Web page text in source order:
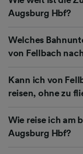
Augsburg Hbf?
Welches
von Fellbach
Kann ich von
reisen, ohne zu
Wie reise ich am
Augsburg Hbf?